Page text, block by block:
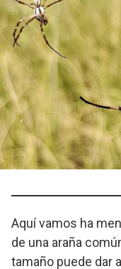
Aquí vamos ha
de una araña
tamaño puede dar